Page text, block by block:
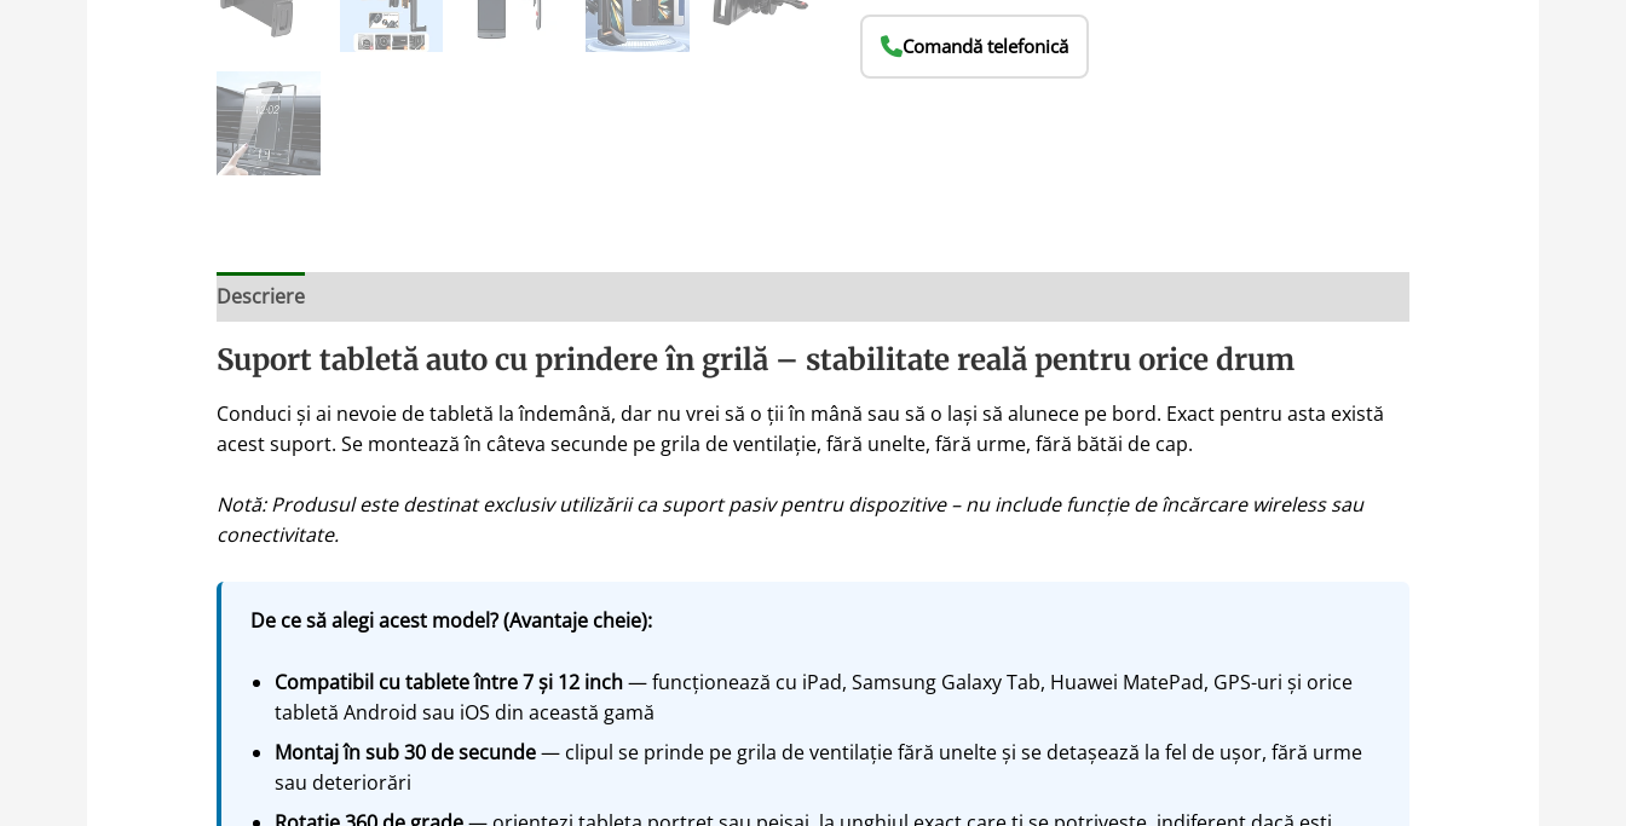
Comandă telefonică
Descriere
Suport tabletă auto cu prindere în grilă – stabilitate reală pentru orice drum
Conduci și ai nevoie de tabletă la îndemână, dar nu vrei să o ții în mână sau să o lași să alunece pe bord. Exact pentru asta există
acest suport. Se montează în câteva secunde pe grila de ventilație, fără unelte, fără urme, fără bătăi de cap.
Notă: Produsul este destinat exclusiv utilizării ca suport pasiv pentru dispozitive – nu include funcție de încărcare wireless sau
conectivitate.
De ce să alegi acest model? (Avantaje cheie):
Compatibil cu tablete între 7 și 12 inch— funcționează cu iPad, Samsung Galaxy Tab, Huawei MatePad, GPS-uri și orice
tabletă Android sau iOS din această gamă
Montaj în sub 30 de secunde— clipul se prinde pe grila de ventilație fără unelte și se detașează la fel de ușor, fără urme
sau deteriorări